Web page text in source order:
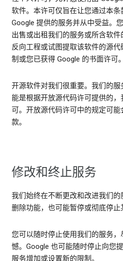
软件。本许可仅旨在让您通过本
Google 提供的服务并从中受益。
出售或出租我们的服务或所含软
反向工程或试图提取该软件的源
制或您已获得 Google 的书面许可。
开源软件对我们很重要。我们的
能是根据开放源代码许可提供的
可。开放源代码许可中的规定可
款。
修改和终止服务
我们始终在不断更改和改进我们
删除功能，也可能暂停或彻底停止
您可以随时停止使用我们的服务
憾。Google 也可能随时停止向您
服务增加或设置新的限制。